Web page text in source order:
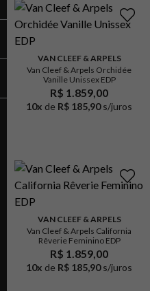
VAN CLEEF & ARPELS
Van Cleef & Arpels Orchidée
Vanille Unissex EDP
R$ 1.859,00
10x de R$ 185,90 s/juros
VAN CLEEF & ARPELS
Van Cleef & Arpels California
Rêverie Feminino EDP
R$ 1.859,00
10x de R$ 185,90 s/juros